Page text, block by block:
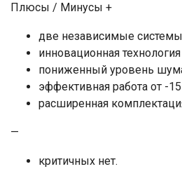
Плюсы / Минусы +
две независимые
инновационная
пониженный уровень
эффективная работа от -
расширенная
—
критичных нет.